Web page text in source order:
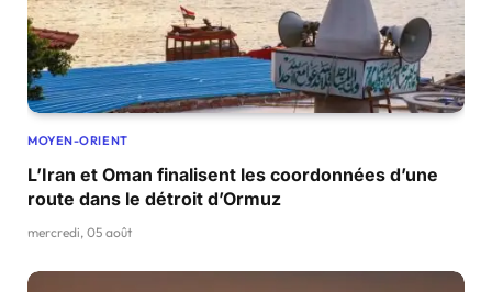
MOYEN-ORIENT
L’Iran et Oman finalisent les coordonnées d’une
route dans le détroit d’Ormuz
mercredi, 05 août